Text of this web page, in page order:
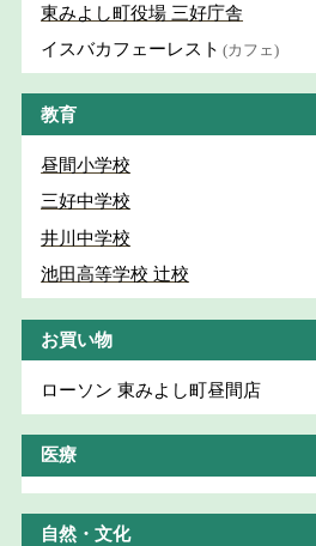
東みよし町役場 三好庁舎
イスバカフェーレスト (カフェ)
教育
昼間小学校
三好中学校
井川中学校
池田高等学校 辻校
お買い物
ローソン 東みよし町昼間店
医療
自然・文化